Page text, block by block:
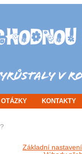
OTÁZKY KONTAKTY
Základní